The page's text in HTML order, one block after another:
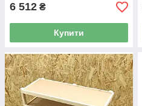
6 512 ₴
Купити